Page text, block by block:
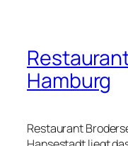
Hamburg
Restaurant